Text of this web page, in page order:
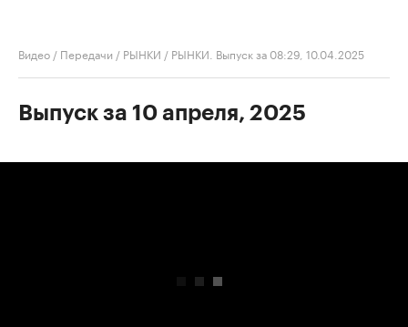
Видео / Передачи / РЫНКИ / РЫНКИ. Выпуск за 08:29, 10.04.2025
Выпуск за 10 апреля, 2025